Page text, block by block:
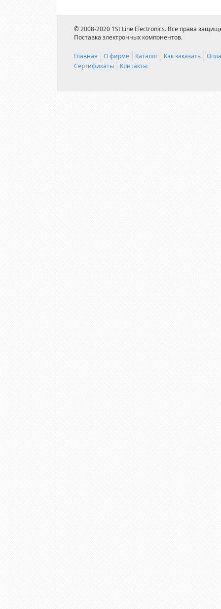
© 2008-2020 1St Line Electronics. Все права
Поставка электронных компонентов.
Главная О фирме Каталог Как заказать
Сертификаты
Контакты